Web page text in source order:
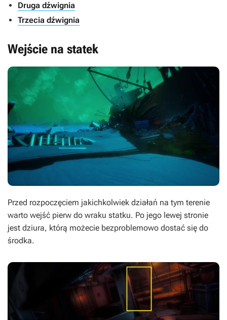
Druga dźwignia
Trzecia dźwignia
Wejście na statek
Przed rozpoczęciem jakichkolwiek działań na tym terenie
warto wejść pierw do wraku statku. Po jego lewej stronie
jest dziura, którą możecie bezproblemowo dostać się do
środka.